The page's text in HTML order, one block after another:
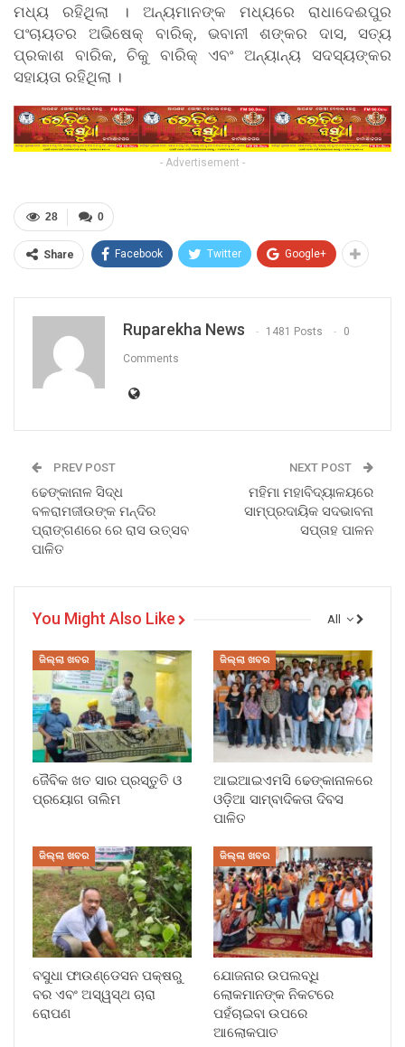
ମଧ୍ୟ ରହିଥିଲା । ଅନ୍ୟମାନଙ୍କ ମଧ୍ୟରେ ରାଧାଦେଈପୁର
ପଂଚାୟତର ଅଭିଷେକ୍ ବାରିକ୍, ଭବାନୀ ଶଙ୍କର ଦାସ, ସତ୍ୟ
ପ୍ରକାଶ ବାରିକ, ଚିକୁ ବାରିକ୍ ଏବଂ ଅନ୍ୟାନ୍ୟ ସଦସ୍ୟଙ୍କର
ସହାୟତା ରହିଥିଲା ।
- Advertisement -
0
28
Share Facebook Twitter Google+
Ruparekha News 1481 Posts 0
Comments
PREV POST
ଢେଙ୍କାନାଳ ସିଦ୍ଧ
ବଳରାମଜୀଉଙ୍କ ମନ୍ଦିର
ପ୍ରାଙ୍ଗଣରେ ରେ ରାସ ଉତ୍ସବ
ପାଳିତ
NEXT POST
ମହିମା ମହାବିଦ୍ୟାଳୟରେ
ସାମ୍ପ୍ରଦାୟିକ ସଦଭାବନା
ସପ୍ତାହ ପାଳନ
All
You Might Also Like
ଜିଲ୍ଲା ଖବର
ଜୈବିକ ଖତ ସାର ପ୍ରସ୍ତୁତି ଓ
ପ୍ରୟୋଗ ତାଲିମ
ଜିଲ୍ଲା ଖବର
ଆଇଆଇଏମସି ଢେଙ୍କାନାଳରେ
ଓଡ଼ିଆ ସାମ୍ବାଦିକତା ଦିବସ
ପାଳିତ
ଜିଲ୍ଲା ଖବର
ବସୁଧା ଫାଉଣ୍ଡେସନ ପକ୍ଷରୁ
ବର ଏବଂ ଅସ୍ୱସ୍ଥ ଚାରା
ରୋପଣ
ଜିଲ୍ଲା ଖବର
ଯୋଜନାର ଉପଲବ୍ଧି
ଲୋକମାନଙ୍କ ନିକଟରେ
ପହଁଚାଇବା ଉପରେ
ଆଲୋକପାତ